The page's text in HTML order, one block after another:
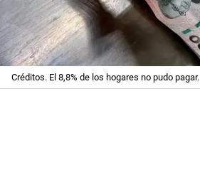
Créditos. El 8,8% de los hogares no pudo pagar.